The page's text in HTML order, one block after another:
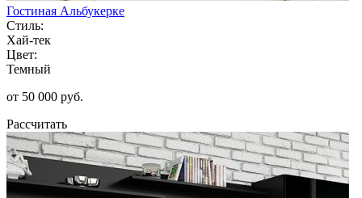
Гостиная Альбукерке
Стиль:
Хай-тек
Цвет:
Темный
от 50 000 руб.
Рассчитать